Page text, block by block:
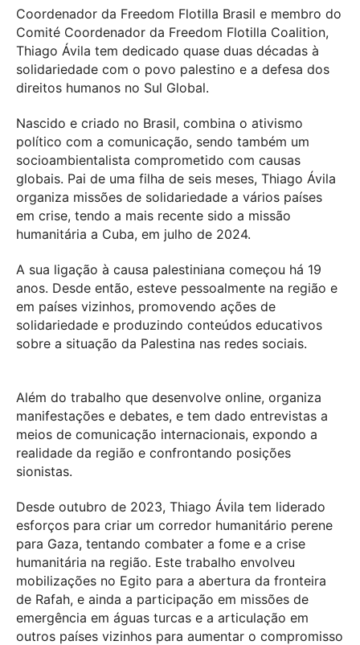
Coordenador da Freedom Flotilla Brasil e membro do
Comité Coordenador da Freedom Flotilla Coalition,
Thiago Ávila tem dedicado quase duas décadas à
solidariedade com o povo palestino e a defesa dos
direitos humanos no Sul Global.
Nascido e criado no Brasil, combina o ativismo
político com a comunicação, sendo também um
socioambientalista comprometido com causas
globais. Pai de uma filha de seis meses, Thiago Ávila
organiza missões de solidariedade a vários países
em crise, tendo a mais recente sido a missão
humanitária a Cuba, em julho de 2024.
A sua ligação à causa palestiniana começou há 19
anos. Desde então, esteve pessoalmente na região e
em países vizinhos, promovendo ações de
solidariedade e produzindo conteúdos educativos
sobre a situação da Palestina nas redes sociais.
Além do trabalho que desenvolve online, organiza
manifestações e debates, e tem dado entrevistas a
meios de comunicação internacionais, expondo a
realidade da região e confrontando posições
sionistas.
Desde outubro de 2023, Thiago Ávila tem liderado
esforços para criar um corredor humanitário perene
para Gaza, tentando combater a fome e a crise
humanitária na região. Este trabalho envolveu
mobilizações no Egito para a abertura da fronteira
de Rafah, e ainda a participação em missões de
emergência em águas turcas e a articulação em
outros países vizinhos para aumentar o compromisso